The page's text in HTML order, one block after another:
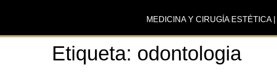
MEDICINA Y CIRUGÍA ESTÉTICA
Etiqueta: odontologia